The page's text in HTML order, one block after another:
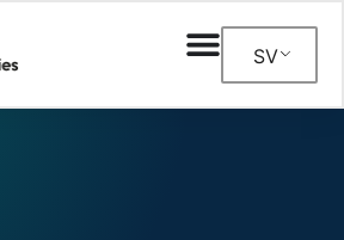
SV